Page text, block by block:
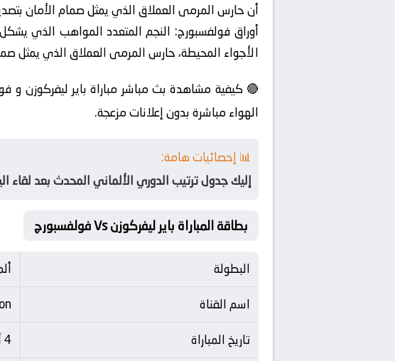
أن حارس المرمى العملاق الذي يمثل صمام الأمان
أوراق فولفسبورج: النجم المتعدد المواهب الذي
الأجواء المحيطة، حارس المرمى العملاق الذي يمثل
🔴 كيفية مشاهدة بث مباشر مباراة باير ليفركوزن و
الهواء مباشرة بدون إعلانات مزعجة.
📊 إحصائيات هامة:
إليك جدول ترتيب الدوري الألماني المحدث بعد لقاء
بطاقة المباراة باير ليفركوزن Vs فولفسبورج
البطولة
اسم القناة
تاريخ المباراة
4 أبريل 2026